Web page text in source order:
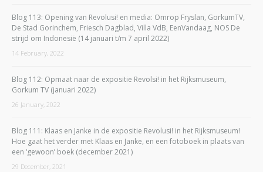
Blog 113: Opening van Revolusi! en media: Omrop Fryslan, GorkumTV,
De Stad Gorinchem, Friesch Dagblad, Villa VdB, EenVandaag, NOS De
strijd om Indonesië (14 januari t/m 7 april 2022)
14 February, 2022
Blog 112: Opmaat naar de expositie Revolsi! in het Rijksmuseum,
Gorkum TV (januari 2022)
26 January, 2022
Blog 111: Klaas en Janke in de expositie Revolusi! in het Rijksmuseum!
Hoe gaat het verder met Klaas en Janke, en een fotoboek in plaats van
een ‘gewoon’ boek (december 2021)
29 December, 2021